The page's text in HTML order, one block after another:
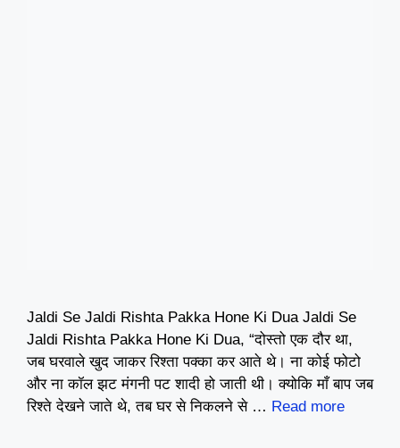
Jaldi Se Jaldi Rishta Pakka Hone Ki Dua Jaldi Se
Jaldi Rishta Pakka Hone Ki Dua, “दोस्तो एक दौर था,
जब घरवाले खुद जाकर रिश्ता पक्का कर आते थे। ना कोई फोटो
और ना कॉल झट मंगनी पट शादी हो जाती थी। क्योकि माँ बाप जब
रिश्ते देखने जाते थे, तब घर से निकलने से … Read more